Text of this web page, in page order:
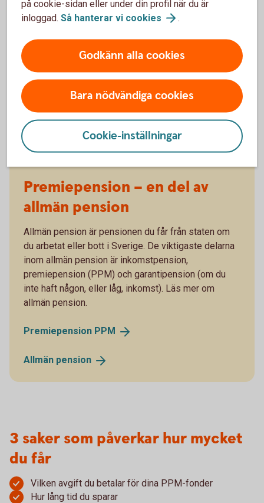
Pensionsrådgivning på kontor - kontaktakontoret
Premiepension – en del av
allmän pension
Allmän pension är pensionen du får från staten om
du arbetat eller bott i Sverige. De viktigaste delarna
inom allmän pension är inkomstpension,
premiepension (PPM) och garantipension (om du
inte haft någon, eller låg, inkomst). Läs mer om
allmän pension.
Premiepension PPM
Allmän pension
3 saker som påverkar hur mycket
du får
Vilken avgift du betalar för dina PPM-fonder
Hur lång tid du sparar
på cookie-sidan eller under din profil när du är
inloggad. Så hanterar vi cookies .
Godkänn alla cookies
Bara nödvändiga cookies
Cookie-inställningar